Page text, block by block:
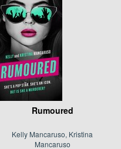
Rumoured
Kelly Mancaruso, Kristina
Mancaruso